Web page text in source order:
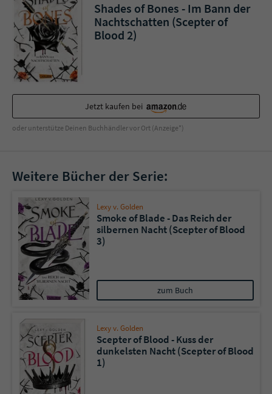
Shades of Bones - Im Bann der
Nachtschatten (Scepter of
Blood 2)
Jetzt kaufen bei
oder unterstütze Deinen Buchhändler vor Ort (Anzeige*)
Weitere Bücher der Serie:
Lexy v. Golden
Smoke of Blade - Das Reich der
silbernen Nacht (Scepter of Blood
3)
zum Buch
Lexy v. Golden
Scepter of Blood - Kuss der
dunkelsten Nacht (Scepter of Blood
1)